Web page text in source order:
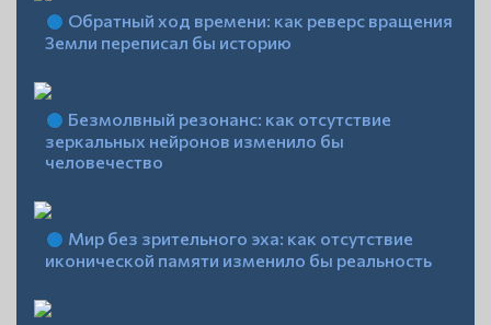
Обратный ход времени: как реверс вращения
Земли переписал бы историю
Безмолвный резонанс: как отсутствие
зеркальных нейронов изменило бы
человечество
Мир без зрительного эха: как отсутствие
иконической памяти изменило бы реальность